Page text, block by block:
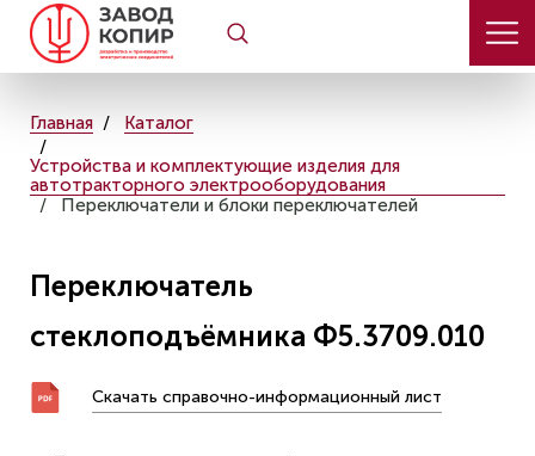
Главная
Каталог
Устройства и комплектующие изделия для
автотракторного электрооборудования
Переключатели и блоки переключателей
Переключатель
стеклоподъёмника Ф5.3709.010
Скачать справочно-информационный лист